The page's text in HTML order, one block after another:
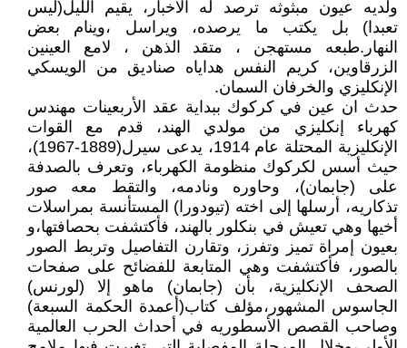
ولديه عيون مبثوثه ترصد له الأخبار، يقيم الليل(ليس
تعبدا) بل يكتب ما يرصده، ويراسل ،وينام بعض
النهار.طبعه مستهجن ، متقد الذهن ، لامع العينين
الزرقاوين، كريم النفس هداياه صناديق من الويسكي
الإنكليزي والخرفان السمان.
حدث ان عين في كركوك ببداية عقد الأربعينات مهندس
كهرباء إنكليزي من مولدي الهند، قدم مع القوات
الإنكليزية المحتلة عام 1914، يدعى سيرل(1889-1967)،
حيث أسس لكركوك منظومة الكهرباء، وتعرف بالصدفة
على (جابمان)، وحاوره ونادمه، والتقط معه صور
تذكاريه، أرسلها إلى اخته (تيودورا) المستأنسة بمراسلات
أخيها وهي تعيش في بنكلور بالهند، فأكتشفت بحصافتها،و
بعيون إمراة تميز وتفرز، وتقارن التفاصيل وتربط الصور
بالصور، فأكتشفت وهي المتابعة للفضائح على صفحات
الصحف الإنكليزية، بأن (جابمان) ماهو إلا (لورنس)
الجاسوس المشهور،مؤلف كتاب(أعمدة الحكمة السبعة)
وصاحب القصص الأسطوريه في أحداث الحرب العالمية